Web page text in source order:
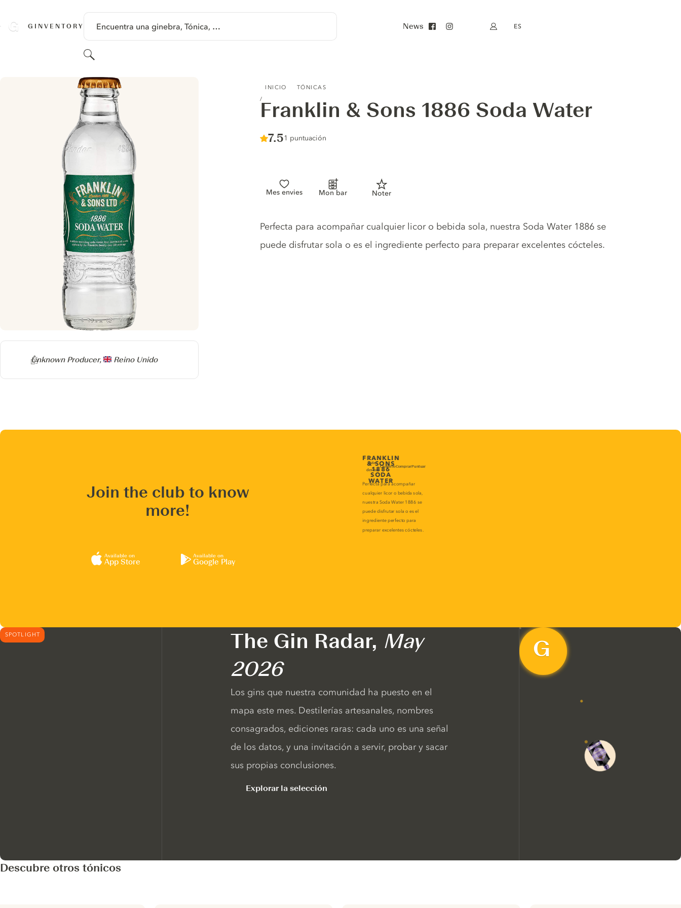
GINVENTORY Encuentra una ginebra, Tónica, …
Buscar
News Mi cuenta
ES
INICIO TÓNICAS
Franklin & Sons 1886 Soda Water
Score :
7.5/ 10
1 puntuación
Mes envies Mon bar Noter
Producer
Unknown Producer, Reino Unido
Tonic description
Perfecta para acompañar cualquier licor o bebida sola, nuestra Soda Water 1886 se
puede disfrutar sola o es el ingrediente perfecto para preparar excelentes cócteles.
Join the club to know
more!
Available on
App Store
Available on
Google Play
SPOTLIGHT The Gin Radar, May
2026
Los gins que nuestra comunidad ha puesto en el
mapa este mes. Destilerías artesanales, nombres
consagrados, ediciones raras: cada uno es una señal
de los datos, y una invitación a servir, probar y sacar
sus propias conclusiones.
Explorar la selección
Descubre otros tónicos